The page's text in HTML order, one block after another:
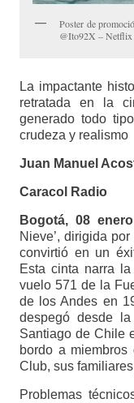
Poster de
@Ito92X – Netflix
La impactante
retratada en la
generado todo
crudeza y realismo
Juan Manuel
Caracol Radio
Bogotá, 08
Nieve’, dirigida
convirtió en un
Esta cinta narra
vuelo 571 de la
de los Andes en
despegó desde
Santiago de Chile
bordo a
Club, sus
Problemas